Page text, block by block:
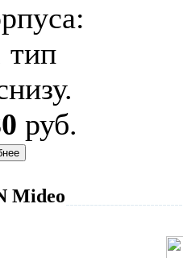
тип
руб.
Mideo